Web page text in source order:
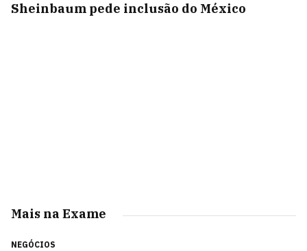
Sheinbaum pede inclusão do México
Mais na Exame
NEGÓCIOS